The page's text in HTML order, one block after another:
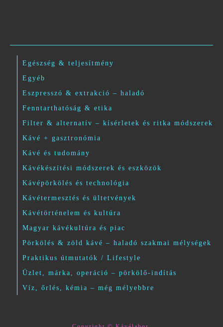
Egészség & teljesítmény
Egyéb
Eszpresszó & extrakció – haladó
Fenntarthatóság & etika
Filter & alternatív – kísérletek és ritka módszerek
Kávé + gasztronómia
Kávé és tudomány
Kávékészítési módszerek és eszközök
Kávépörkölés és technológia
Kávétermesztés és ültetvények
Kávétörténelem és kultúra
Magyar kávékultúra és piac
Pörkölés & zöld kávé – haladó szakmai mélységek
Praktikus útmutatók / Lifestyle
Üzlet, márka, operáció – pörkölő-indítás
Víz, őrlés, kémia – még mélyebbre